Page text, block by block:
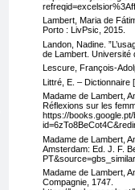
Lambert, Maria de
Porto : LivPsic, 2015.
Landon, Nadine.
de Lambert. Université
Lescure, François-
Littré, E. – Dictionnaire
Madame de Lambert,
Réflexions sur les
https://
Madame de Lambert,
Amsterdam: Ed. J. F.
Madame de Lambert,
Compagnie, 1747.